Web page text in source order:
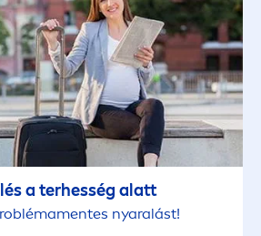
a terhesség alatt
mentes nyaralást!